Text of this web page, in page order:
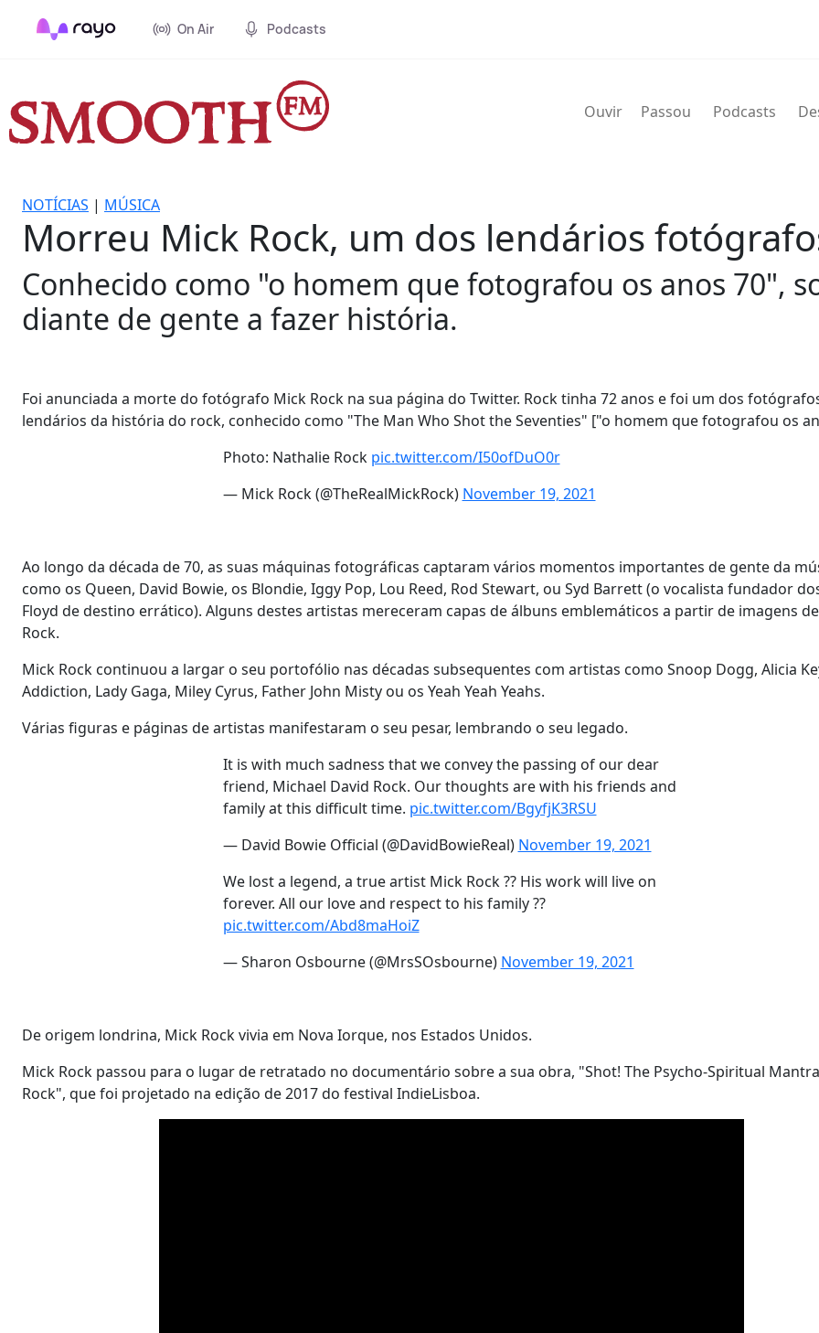
On Air Podcasts
Ouvir Passou Podcasts
NOTÍCIAS | MÚSICA
Morreu Mick Rock, um dos lendários
Conhecido como "o homem que fotografou os anos 70",
diante de gente a fazer história.
Foi anunciada a morte do fotógrafo Mick Rock na sua página do Twitter. Rock tinha 72 anos e foi um dos
lendários da história do rock, conhecido como "The Man Who Shot the Seventies" ["o homem que fotografou os
Photo: Nathalie Rock pic.twitter.com/I50ofDuO0r
— Mick Rock (@TheRealMickRock) November 19, 2021
Ao longo da década de 70, as suas máquinas fotográficas captaram vários momentos importantes de gente da
como os Queen, David Bowie, os Blondie, Iggy Pop, Lou Reed, Rod Stewart, ou Syd Barrett (o vocalista fundador
Floyd de destino errático). Alguns destes artistas mereceram capas de álbuns emblemáticos a partir de imagens
Rock.
Mick Rock continuou a largar o seu portofólio nas décadas subsequentes com artistas como Snoop Dogg, Alicia
Addiction, Lady Gaga, Miley Cyrus, Father John Misty ou os Yeah Yeah Yeahs.
Várias figuras e páginas de artistas manifestaram o seu pesar, lembrando o seu legado.
It is with much sadness that we convey the passing of our dear
friend, Michael David Rock. Our thoughts are with his friends and
family at this difficult time. pic.twitter.com/BgyfjK3RSU
— David Bowie Official (@DavidBowieReal) November 19, 2021
We lost a legend, a true artist Mick Rock ?? His work will live on
forever. All our love and respect to his family ??
pic.twitter.com/Abd8maHoiZ
— Sharon Osbourne (@MrsSOsbourne) November 19, 2021
De origem londrina, Mick Rock vivia em Nova Iorque, nos Estados Unidos.
Mick Rock passou para o lugar de retratado no documentário sobre a sua obra, "Shot! The Psycho-Spiritual
Rock", que foi projetado na edição de 2017 do festival IndieLisboa.